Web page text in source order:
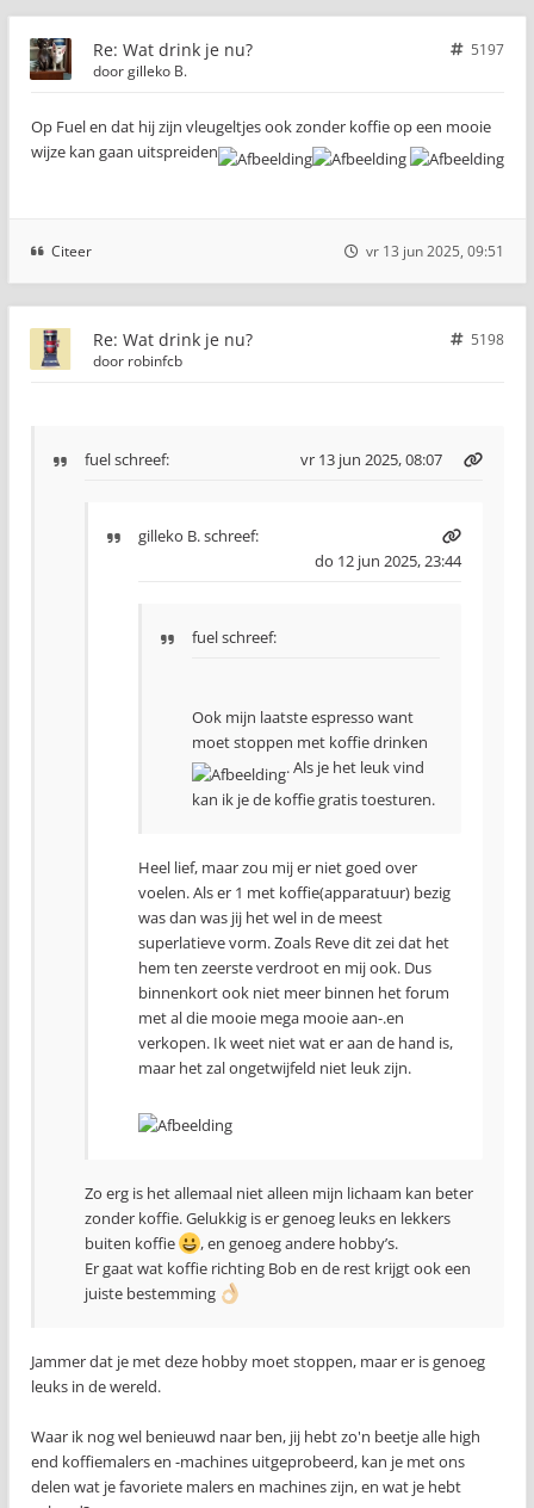
Re: Wat drink je nu?
5197
doorgilleko B.
Op Fuel en dat hij zijn vleugeltjes ook zonder koffie op een mooie
wijze kan gaan uitspreiden
Citeer vr 13 jun 2025, 09:51
Re: Wat drink je nu?
5198
door robinfcb
fuelschreef: vr 13 jun 2025, 08:07
gilleko B.schreef:
do 12 jun 2025, 23:44
fuel schreef:
Ook mijn laatste espresso want
moet stoppen met koffie drinken
. Als je het leuk vind
kan ik je de koffie gratis toesturen.
Heel lief, maar zou mij er niet goed over
voelen. Als er 1 met koffie(apparatuur) bezig
was dan was jij het wel in de meest
superlatieve vorm. Zoals Reve dit zei dat het
hem ten zeerste verdroot en mij ook. Dus
binnenkort ook niet meer binnen het forum
met al die mooie mega mooie aan-.en
verkopen. Ik weet niet wat er aan de hand is,
maar het zal ongetwijfeld niet leuk zijn.
Zo erg is het allemaal niet alleen mijn lichaam kan beter
zonder koffie. Gelukkig is er genoeg leuks en lekkers
buiten koffie
, en genoeg andere hobby’s.
Er gaat wat koffie richting Bob en de rest krijgt ook een
juiste bestemming
Jammer dat je met deze hobby moet stoppen, maar er is genoeg
leuks in de wereld.
Waar ik nog wel benieuwd naar ben, jij hebt zo'n beetje alle high
end koffiemalers en -machines uitgeprobeerd, kan je met ons
delen wat je favoriete malers en machines zijn, en wat je hebt